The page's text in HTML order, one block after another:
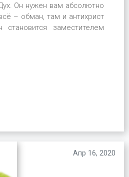
Он нужен вам абсолютно
– обман, там и антихрист
заместителем
Апр 16, 2020